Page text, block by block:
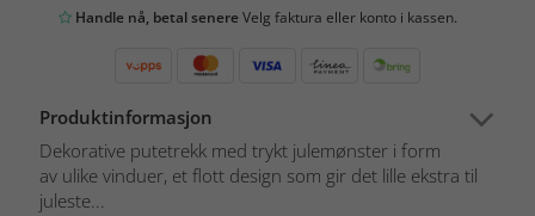
Handle nå, betal senereVelg faktura eller konto i kassen.
Produktinformasjon
Dekorative putetrekk med trykt julemønster i form
av ulike vinduer, et flott design som gir det lille ekstra til
juleste...